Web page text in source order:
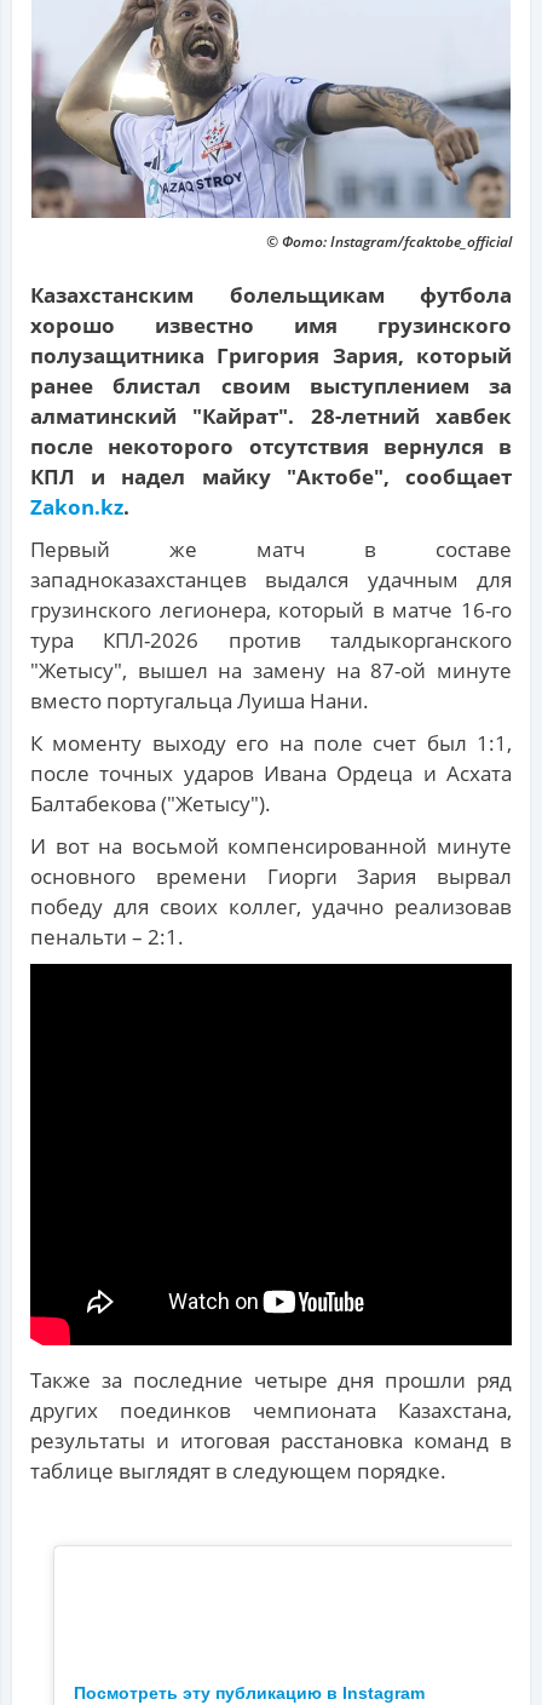
© Фото: Instagram/fcaktobe_official
Казахстанским болельщикам футбола
хорошо известно имя грузинского
полузащитника Григория Зария, который
ранее блистал своим выступлением за
алматинский "Кайрат". 28-летний хавбек
после некоторого отсутствия вернулся в
КПЛ и надел майку "Актобе", сообщает
Zakon.kz.
Первый же матч в составе
западноказахстанцев выдался удачным для
грузинского легионера, который в матче 16-го
тура КПЛ-2026 против талдыкорганского
"Жетысу", вышел на замену на 87-ой минуте
вместо португальца Луиша Нани.
К моменту выходу его на поле счет был 1:1,
после точных ударов Ивана Ордеца и Асхата
Балтабекова ("Жетысу").
И вот на восьмой компенсированной минуте
основного времени Гиорги Зария вырвал
победу для своих коллег, удачно реализовав
пенальти – 2:1.
Также за последние четыре дня прошли ряд
других поединков чемпионата Казахстана,
результаты и итоговая расстановка команд в
таблице выглядят в следующем порядке.
Посмотреть эту публикацию в Instagram